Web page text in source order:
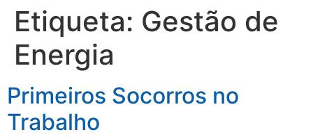
Etiqueta: Gestão de
Energia
Primeiros Socorros no
Trabalho